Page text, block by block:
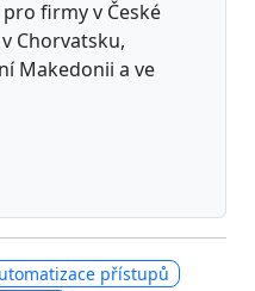
firmy v České
Chorvatsku,
Makedonii a ve
přístupů